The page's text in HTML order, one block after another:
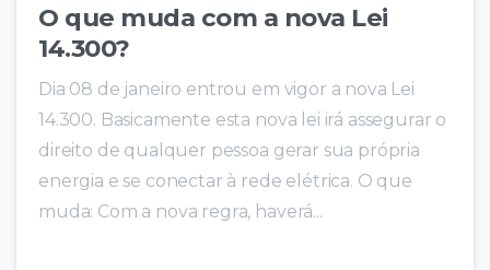
O que muda com a nova Lei
14.300?
Dia 08 de janeiro entrou em vigor a nova Lei
14.300. Basicamente esta nova lei irá assegurar o
direito de qualquer pessoa gerar sua própria
energia e se conectar à rede elétrica. O que
muda: Com a nova regra, haverá...